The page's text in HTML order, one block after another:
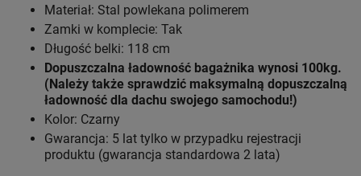
Materiał: Stal powlekana polimerem
Zamki w komplecie: Tak
Długość belki: 118 cm
Dopuszczalna ładowność bagażnika wynosi 100kg.
(Należy także sprawdzić maksymalną dopuszczalną
ładowność dla dachu swojego samochodu!)
Kolor: Czarny
Gwarancja: 5 lat tylko w przypadku rejestracji
produktu (gwarancja standardowa 2 lata)